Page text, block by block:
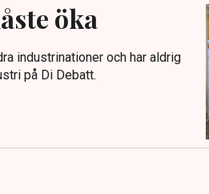
öka
industrinationer och har aldrig
på Di Debatt.